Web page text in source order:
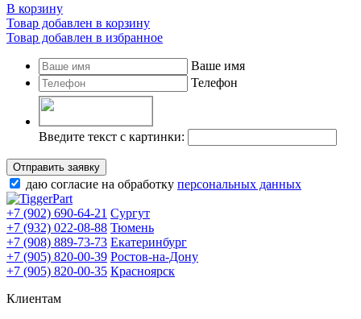
В корзину
Товар добавлен в корзину
Товар добавлен в избранное
Ваше имя
Телефон
Введите текст с картинки:
Отправить заявку
даю согласие на обработку персональных данных
+7 (902) 690-64-21 Сургут
+7 (932) 022-08-88 Тюмень
+7 (908) 889-73-73 Екатеринбург
+7 (905) 820-00-39 Ростов-на-Дону
+7 (905) 820-00-35 Красноярск
Клиентам